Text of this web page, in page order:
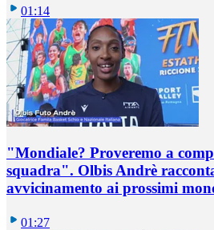
01:14
"Mondiale? Proveremo a
squadra". Olbis Andrè
avvicinamento ai prossimi
01:27